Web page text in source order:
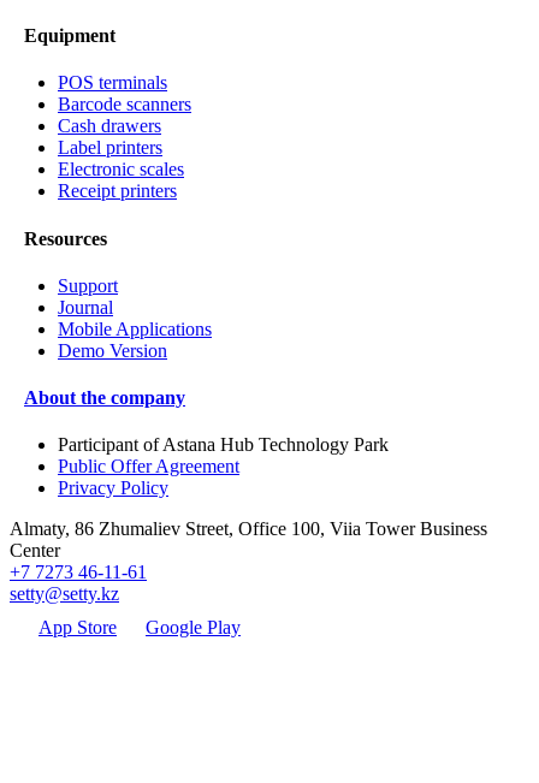
Equipment
POS terminals
Barcode scanners
Cash drawers
Label printers
Electronic scales
Receipt printers
Resources
Support
Journal
Mobile Applications
Demo Version
About the company
Participant of Astana Hub Technology Park
Public Offer Agreement
Privacy Policy
Almaty, 86 Zhumaliev Street, Office 100, Viia Tower Business
Center
+7 7273 46-11-61
setty@setty.kz
App Store
Google Play